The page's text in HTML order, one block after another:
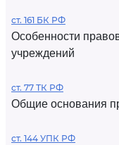
ст. 161 БК РФ
Особенности
учреждений
ст. 77 ТК РФ
Общие основания
ст. 144 УПК РФ